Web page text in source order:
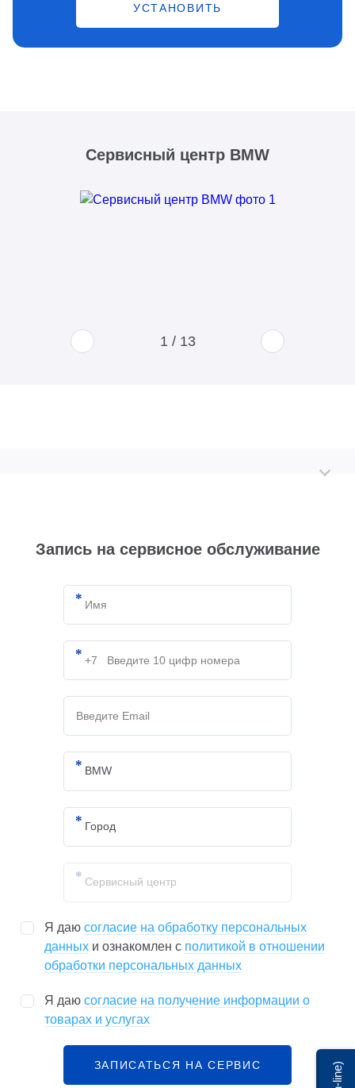
УСТАНОВИТЬ
Сервисный центр BMW
1 / 13
Запись на сервисное обслуживание
Я даю согласие на обработку персональных
данных и ознакомлен с политикой в отношении
обработки персональных данных
Я даю согласие на получение информации о
товарах и услугах
ЗАПИСАТЬСЯ НА СЕРВИС